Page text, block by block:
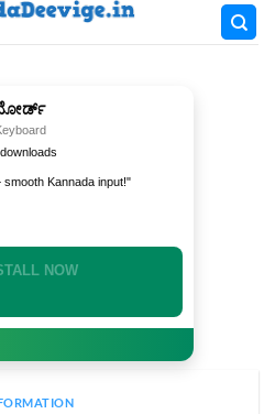
smooth Kannada input!"
NOW